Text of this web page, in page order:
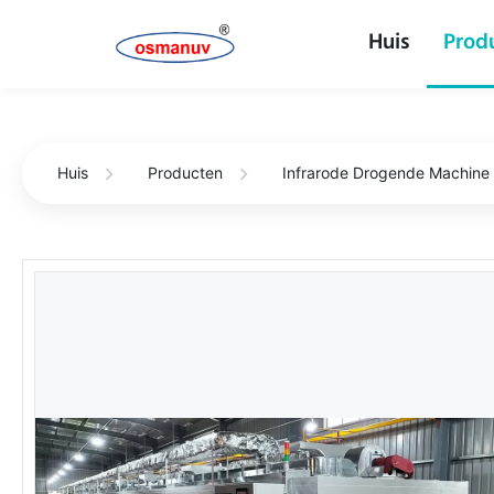
Huis
Huis Producten Infrarode Drogende Machine